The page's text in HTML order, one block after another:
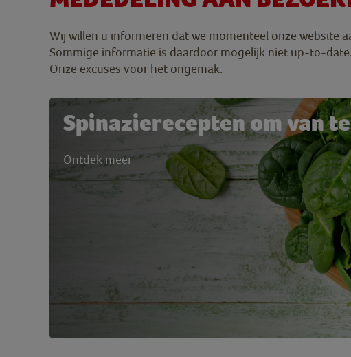
Wij willen u informeren dat we momenteel onze website
Sommige informatie is daardoor mogelijk niet up-to-
Onze excuses voor het ongemak.
Spinazierecepten om van
Ontdek meer